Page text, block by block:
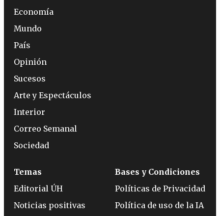
Economía
Mundo
País
Opinión
Sucesos
Arte y Espectáculos
Interior
Correo Semanal
Sociedad
Temas
Editorial ÚH
Noticias positivas
Bases y Condiciones
Políticas de Privacidad
Política de uso de la IA